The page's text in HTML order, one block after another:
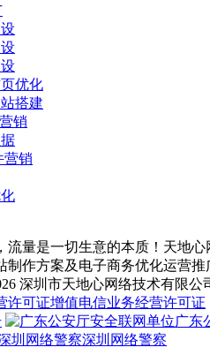
优化
搭建
销
营销
流量是一切生意的本质！天地
制作方案及电子商务优化运营
深圳市天地心网络技术有限公
增值电信业务经营许可证
广东
深圳网络警察